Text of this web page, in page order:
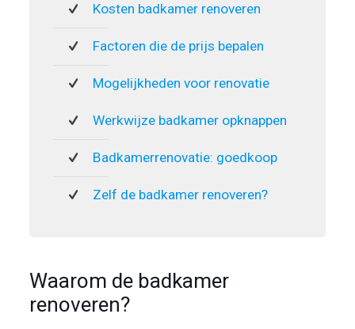
Kosten badkamer renoveren
Factoren die de prijs bepalen
Mogelijkheden voor renovatie
Werkwijze badkamer opknappen
Badkamerrenovatie: goedkoop
Zelf de badkamer renoveren?
Waarom de badkamer
renoveren?